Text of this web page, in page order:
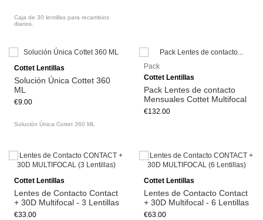
Caja de 30 lentillas para recambios
diarios.
Add to cart
Cottet Lentillas
Solución Única Cottet 360
ML
€9.00
Solución Única Cottet 360 ML
Pack
Cottet Lentillas
Pack Lentes de contacto
Mensuales Cottet Multifocal
€132.00
Cottet Lentillas
Lentes de Contacto Contact
+ 30D Multifocal - 3 Lentillas
€33.00
Cottet Lentillas
Lentes de Contacto Contact
+ 30D Multifocal - 6 Lentillas
€63.00